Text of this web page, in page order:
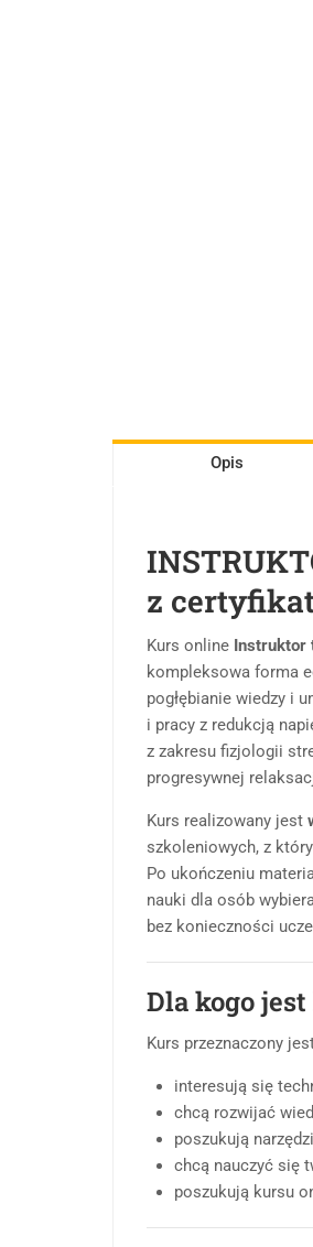
Opis
z
Kurs online Instruktor
kompleksowa forma
pogłębianie wiedzy i
i pracy z redukcją
z zakresu fizjologii
progresywnej
Kurs realizowany jest
szkoleniowych, z
Po ukończeniu
nauki dla osób
bez konieczności
Dla kogo
Kurs przeznaczony
interesują się
chcą rozwijać
poszukują
chcą nauczyć się
poszukują kursu